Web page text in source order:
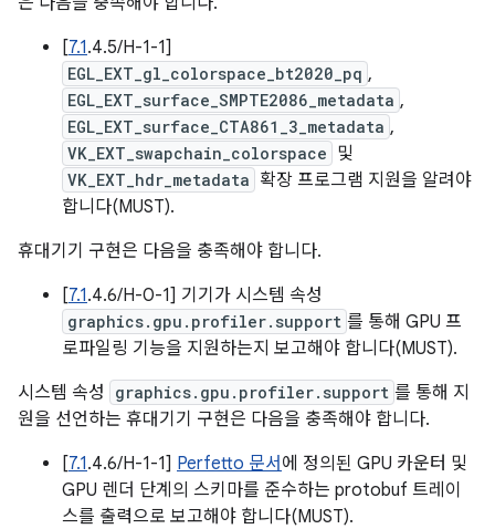
[7.1.4.5/H-1-1]
EGL_EXT_gl_colorspace_bt2020_pq ,
EGL_EXT_surface_SMPTE2086_metadata ,
EGL_EXT_surface_CTA861_3_metadata ,
VK_EXT_swapchain_colorspace 및
VK_EXT_hdr_metadata 확장 프로그램 지원을 알려야
합니다(MUST).
휴대기기 구현은 다음을 충족해야 합니다.
[7.1.4.6/H-0-1] 기기가 시스템 속성
graphics.gpu.profiler.support 를 통해 GPU 프
로파일링 기능을 지원하는지 보고해야 합니다(MUST).
시스템 속성
graphics.gpu.profiler.support 를 통해 지
원을 선언하는 휴대기기 구현은 다음을 충족해야 합니다.
[7.1.4.6/H-1-1] Perfetto 문서 에 정의된 GPU 카운터 및
GPU 렌더 단계의 스키마를 준수하는 protobuf 트레이
스를 출력으로 보고해야 합니다(MUST).